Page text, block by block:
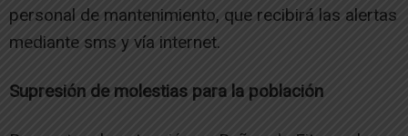
personal de mantenimiento, que recibirá las alertas
mediante sms y vía internet.
Supresión de molestias para la población